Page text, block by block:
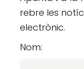
rebre les
electrònic.
Nom: